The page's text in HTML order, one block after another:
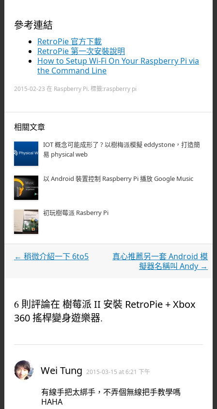
參考連結
RetroPie 官方下載
RetroPie 第一次安裝說明
How to Setup Wi-Fi On Your Raspberry Pi via
the Command Line
2015-02-23 在 Raspberry Pi. 標籤:raspberry pi
相關文章
IOT 概念可能成形了 ? 以樹梅派模擬 eddystone，打造簡
易 physical web
以 Android 裝置控制 Raspberry Pi 播放 Google Music
初玩樹莓派 Rasberry Pi
文章導覽
← 稍微介紹一下 6to5
真心推薦另一套 Android 模
擬器名稱叫 Andy →
6 則評論在 樹莓派 II 安裝 RetroPie + Xbox
360 搖桿變身遊樂器.
Wei Tung 2015-03-15 at 6:21 下午
有線手把太綁手，不弄個無線把手教學嗎
HAHA